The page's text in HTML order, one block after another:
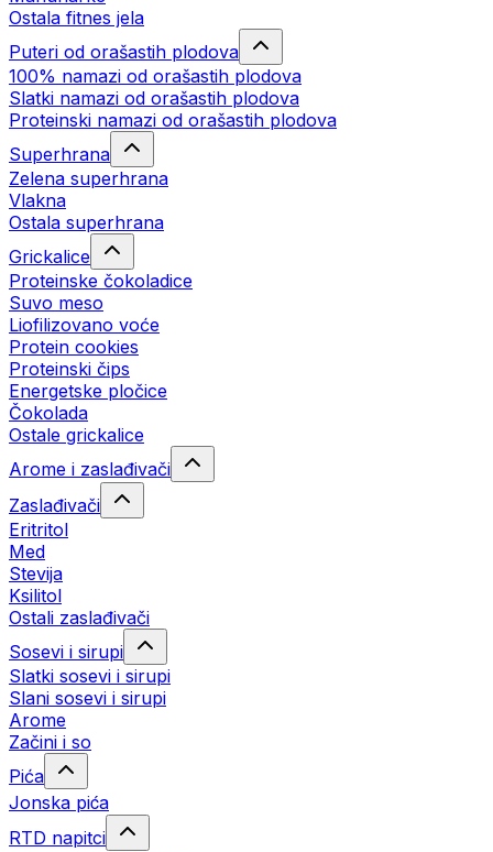
Ostala fitnes jela
Puteri od orašastih plodova
100% namazi od orašastih plodova
Slatki namazi od orašastih plodova
Proteinski namazi od orašastih plodova
Superhrana
Zelena superhrana
Vlakna
Ostala superhrana
Grickalice
Proteinske čokoladice
Suvo meso
Liofilizovano voće
Protein cookies
Proteinski čips
Energetske pločice
Čokolada
Ostale grickalice
Arome i zaslađivači
Zaslađivači
Eritritol
Med
Stevija
Ksilitol
Ostali zaslađivači
Sosevi i sirupi
Slatki sosevi i sirupi
Slani sosevi i sirupi
Arome
Začini i so
Pića
Jonska pića
RTD napitci